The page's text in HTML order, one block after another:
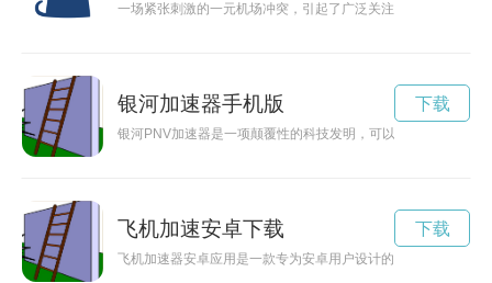
一场紧张刺激的一元机场冲突，引起了广泛关注和热议。
银河加速器手机版
银河PNV加速器是一项颠覆性的科技发明，可以加速太空探索
下载
飞机加速安卓下载
飞机加速器安卓应用是一款专为安卓用户设计的网络加速工具
下载